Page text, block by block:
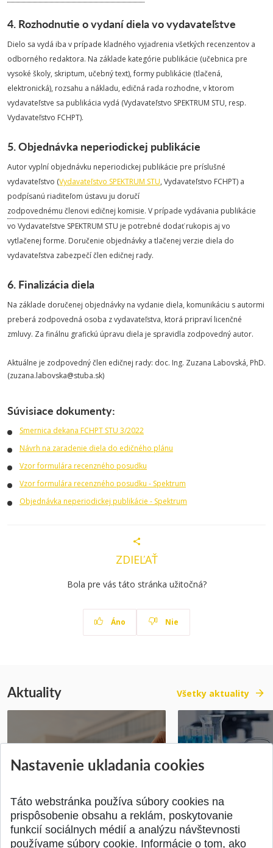
4. Rozhodnutie o vydaní diela vo vydavateľstve
Dielo sa vydá iba v prípade kladného vyjadrenia všetkých recenzentov a
odborného redaktora. Na základe kategórie publikácie (učebnica pre
vysoké školy, skriptum, učebný text), formy publikácie (tlačená,
elektronická), rozsahu a nákladu, edičná rada rozhodne, v ktorom
vydavateľstve sa publikácia vydá (Vydavateľstvo SPEKTRUM STU, resp.
Vydavateľstvo FCHPT).
5. Objednávka neperiodickej publikácie
Autor vyplní objednávku neperiodickej publikácie pre príslušné
vydavateľstvo (Vydavateľstvo SPEKTRUM STU, Vydavateľstvo FCHPT) a
podpísanú riaditeľom ústavu ju doručí
zodpovednému členovi edičnej komisie. V prípade vydávania publikácie
vo Vydavateľstve SPEKTRUM STU je potrebné dodať rukopis aj vo
vytlačenej forme. Doručenie objednávky a tlačenej verzie diela do
vydavateľstva zabezpečí člen edičnej rady.
6. Finalizácia diela
Na základe doručenej objednávky na vydanie diela, komunikáciu s autormi
preberá zodpovedná osoba z vydavateľstva, ktorá pripraví licenčné
zmluvy. Za finálnu grafickú úpravu diela je spravidla zodpovedný autor.
Aktuálne je zodpovedný člen edičnej rady: doc. Ing. Zuzana Labovská, PhD.
(zuzana.labovska@stuba.sk)
Súvisiace dokumenty:
Smernica dekana FCHPT STU 3/2022
Návrh na zaradenie diela do edičného plánu
Vzor formulára recenzného posudku
Vzor formulára recenzného posudku - Spektrum
Objednávka neperiodickej publikácie - Spektrum
ZDIEĽAŤ
Bola pre vás táto stránka užitočná?
Áno Nie
Aktuality Všetky aktuality
dekana Fakulty chemickej a
Prihlášky na
inžinierske
Nastavenie ukladania cookies
Táto webstránka používa súbory cookies na
prispôsobenie obsahu a reklám, poskytovanie
funkcií sociálnych médií a analýzu návštevnosti
používame súbory cookie. Informácie o tom, ako